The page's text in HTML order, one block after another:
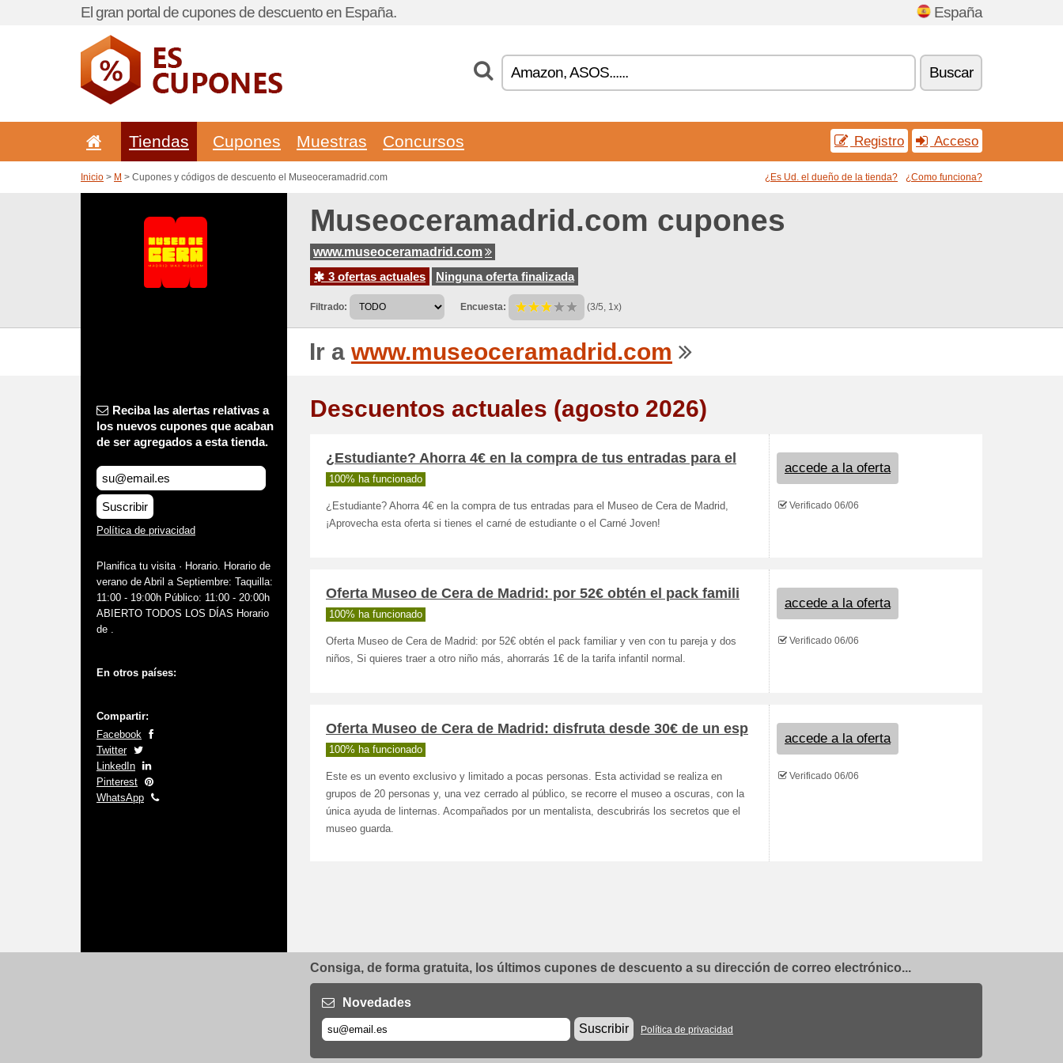
El gran portal de cupones de descuento en España. España
Buscar
Tiendas Cupones Muestras Concursos Registro Acceso
Inicio > M > Cupones y códigos de descuento el Museoceramadrid.com ¿Es Ud. el dueño de la tienda? ¿Como funciona?
Museoceramadrid.com cupones
www.museoceramadrid.com
3 ofertas actuales
Ninguna oferta finalizada
Filtrado: Encuesta: (3/5, 1x)
Ir a www.museoceramadrid.com
Reciba las alertas relativas a
los nuevos cupones que acaban
de ser agregados a esta tienda.
Suscribir
Política de privacidad
Planifica tu visita · Horario. Horario de
verano de Abril a Septiembre: Taquilla:
11:00 - 19:00h Público: 11:00 - 20:00h
ABIERTO TODOS LOS DÍAS Horario
de .
En otros países:
Compartir:
Facebook
Twitter
LinkedIn
Pinterest
WhatsApp
Descuentos actuales (agosto 2026)
¿Estudiante? Ahorra 4€ en la compra de tus entradas para el
100% ha funcionado
¿Estudiante? Ahorra 4€ en la compra de tus entradas para el Museo de Cera de Madrid,
¡Aprovecha esta oferta si tienes el carné de estudiante o el Carné Joven!
accede a la oferta
Verificado 06/06
Oferta Museo de Cera de Madrid: por 52€ obtén el pack famili
100% ha funcionado
Oferta Museo de Cera de Madrid: por 52€ obtén el pack familiar y ven con tu pareja y dos
niños, Si quieres traer a otro niño más, ahorrarás 1€ de la tarifa infantil normal.
accede a la oferta
Verificado 06/06
Oferta Museo de Cera de Madrid: disfruta desde 30€ de un esp
100% ha funcionado
Este es un evento exclusivo y limitado a pocas personas. Esta actividad se realiza en
grupos de 20 personas y, una vez cerrado al público, se recorre el museo a oscuras, con la
única ayuda de linternas. Acompañados por un mentalista, descubrirás los secretos que el
museo guarda.
accede a la oferta
Verificado 06/06
Consiga, de forma gratuita, los últimos cupones de descuento a su dirección de correo electrónico...
Novedades
Suscribir
Política de privacidad